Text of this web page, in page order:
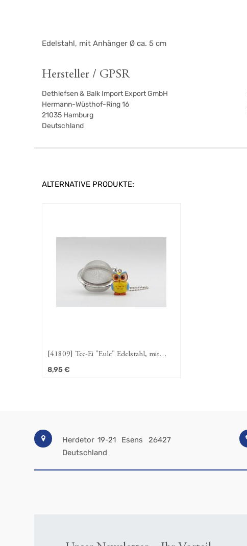
Edelstahl, mit Anhänger Ø ca. 5 cm
Hersteller / GPSR
Dethlefsen & Balk Import Export GmbH
Hermann-Wüsthof-Ring 16
21035 Hamburg
Deutschland
ALTERNATIVE PRODUKTE:
[41809] Tee-Ei "Eule" Edelstahl, mit
8,95€
Herdetor 19-21 Esens
26427
Deutschland